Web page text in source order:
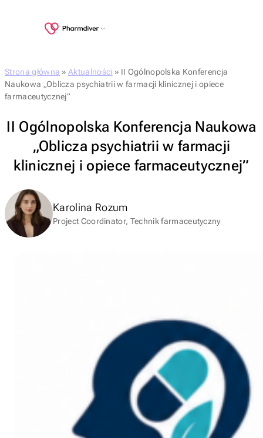
Strona główna »Aktualności » II Ogólnopolska Konferencja
Naukowa „Oblicza psychiatrii w farmacji klinicznej i opiece
farmaceutycznej”
II Ogólnopolska Konferencja Naukowa
„Oblicza psychiatrii w farmacji
klinicznej i opiece farmaceutycznej”
Karolina Rozum
Project Coordinator, Technik farmaceutyczny